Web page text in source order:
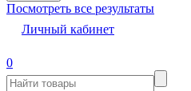
Посмотреть все результаты
Личный кабинет
0